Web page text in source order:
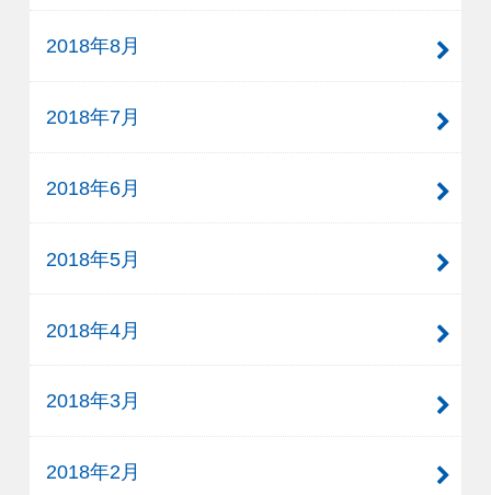
2018年8月
2018年7月
2018年6月
2018年5月
2018年4月
2018年3月
2018年2月